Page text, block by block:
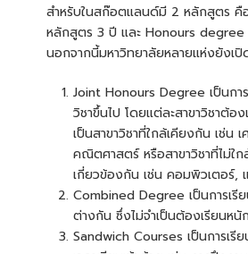
สำหรับในสก๊อตแลนด์มี 2 หลักสูตร
หลักสูตร 3 ปี และ Honours
นอกจากนี้มหาวิทยาลัยหลายแห่งยัง
Joint Honours Degree เป็นกา
วิชาขึ้นไป โดยแต่ละสาขาวิชาต้อ
เป็นสาขาวิชาที่ใกล้เคียงกัน เช่น
คณิตศาสตร์ หรือสาขาวิชาที่ไม่ใ
เกี่ยวข้องกัน เช่น คอมพิวเตอร์,
Combined Degree เป็นการเรี
ต่างกัน ซึ่งไม่จำเป็นต้องเรียนหนั
Sandwich Courses เป็นการเรี